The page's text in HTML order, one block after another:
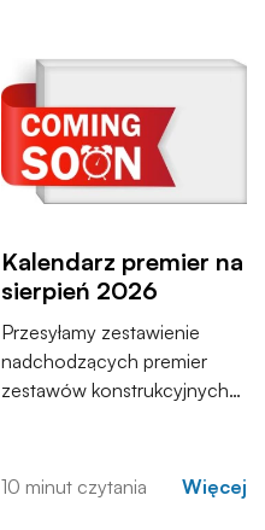
Kalendarz premier na
sierpień 2026
Przesyłamy zestawienie
nadchodzących premier
zestawów konstrukcyjnych
kontynuacje popularnych
10 minut czytania Więcej